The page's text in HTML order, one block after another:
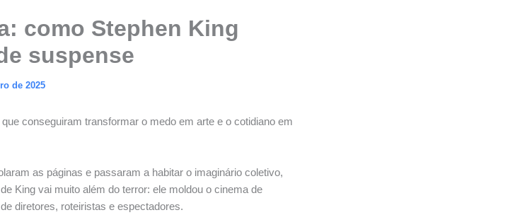
como Stephen King
suspense
de 2025
conseguiram transformar o medo em arte e o cotidiano em
as páginas e passaram a habitar o imaginário coletivo,
King vai muito além do terror: ele moldou o cinema de
diretores, roteiristas e espectadores.